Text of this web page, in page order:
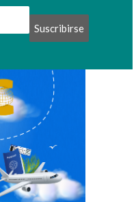
Suscribirse